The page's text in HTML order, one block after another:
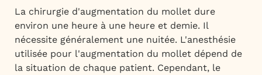
La chirurgie d'augmentation du mollet dure
environ une heure à une heure et demie. Il
nécessite généralement une nuitée. L'anesthésie
utilisée pour l'augmentation du mollet dépend de
la situation de chaque patient. Cependant, le